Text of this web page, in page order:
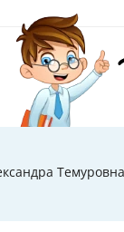
Темуровна